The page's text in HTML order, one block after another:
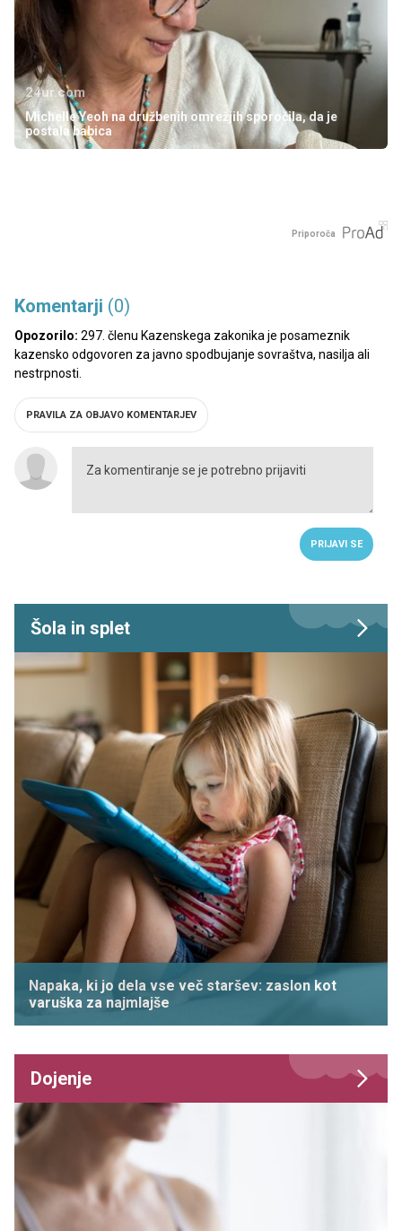
24ur.com
Michelle Yeoh na družbenih omrežjih sporočila, da je
postala babica
Priporoča
Komentarji (0)
Opozorilo: 297. členu Kazenskega zakonika je posameznik
kazensko odgovoren za javno spodbujanje sovraštva, nasilja ali
nestrpnosti.
PRAVILA ZA OBJAVO KOMENTARJEV
PRIJAVI SE
Šola in splet
Napaka, ki jo dela vse več staršev: zaslon kot
varuška za najmlajše
Dojenje